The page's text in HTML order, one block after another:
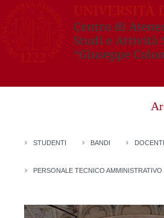
STUDENTI BANDI DOCENTI
PERSONALE TECNICO AMMINISTRATIVO